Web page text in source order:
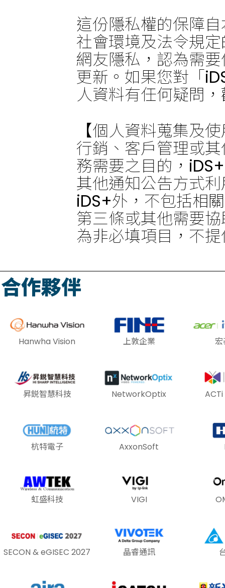
這份隱私權的保障
社會環境及法令規
網友隱私，認為需
更新。如果您對「
人資料有任何疑問
【個人資料蒐集及
行銷、客戶管理或
務需要之目的，
其他通知公告方式
iDS+外，不包括相
第三條或其他需要
為非必填項目，不
合作夥伴
Hanwha Vision 上敦企業
昇鋭智慧科技 NetworkOptix ACTi
杭特電子 AxxonSoft
虹盛科技 VIGI
SECON & eGISEC 2027 晶睿通訊